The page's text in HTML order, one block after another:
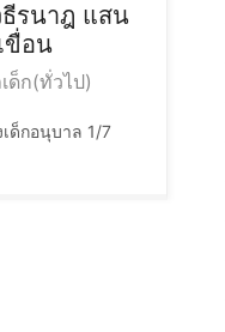
รนาฎ แสน
ขื่อน
ด็ก(ทั่วไป)
เด็กอนุบาล 1/7